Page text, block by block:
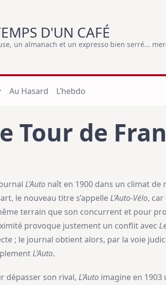
D'UN CAFÉ
un almanach et un expresso bien serré...
Au Hasard L’hebdo
Tour de
L’Auto naît en 1900 dans un climat de
le nouveau titre s’appelleL’Auto-Vélo,
terrain que son concurrent et pour
provoque justement un conflit avec
; le journal obtient alors, par la voie
L’Auto.
dépasser son rival, L’Auto imagine en 1903